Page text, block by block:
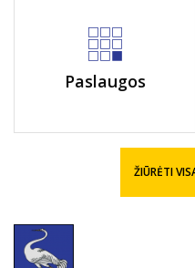
Paslaugos
ŽIŪRĖTI